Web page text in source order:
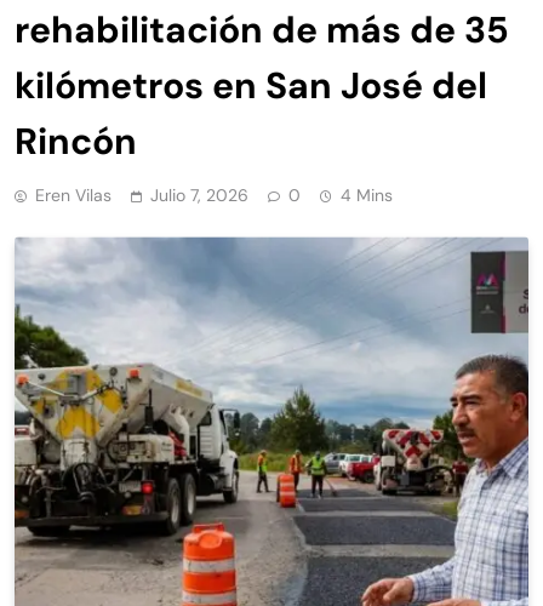
rehabilitación de más de 35
kilómetros en San José del
Rincón
Eren Vilas Julio 7, 2026 0 4 Mins